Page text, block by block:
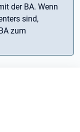
der BA. Wenn
sind,
zum